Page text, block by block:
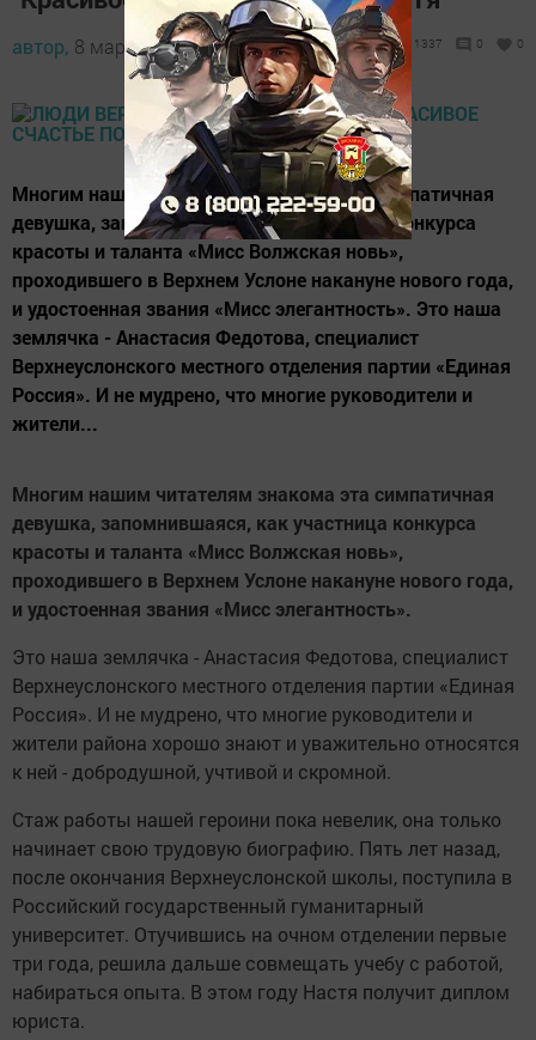
автор, 8 марта 2016 - 07:00 1337 0 0
Многим нашим читателям знакома эта симпатичная
девушка, запомнившаяся, как участница конкурса
красоты и таланта «Мисс Волжская новь»,
проходившего в Верхнем Услоне накануне нового года,
и удостоенная звания «Мисс элегантность». Это наша
землячка - Анастасия Федотова, специалист
Верхнеуслонского местного отделения партии «Единая
Россия». И не мудрено, что многие руководители и
жители...
Многим нашим читателям знакома эта симпатичная
девушка, запомнившаяся, как участница конкурса
красоты и таланта «Мисс Волжская новь»,
проходившего в Верхнем Услоне накануне нового года,
и удостоенная звания «Мисс элегантность».
Это наша землячка - Анастасия Федотова, специалист
Верхнеуслонского местного отделения партии «Единая
Россия». И не мудрено, что многие руководители и
жители района хорошо знают и уважительно относятся
к ней - добродушной, учтивой и скромной.
Стаж работы нашей героини пока невелик, она только
начинает свою трудовую биографию. Пять лет назад,
после окончания Верхнеуслонской школы, поступила в
Российский государственный гуманитарный
университет. Отучившись на очном отделении первые
три года, решила дальше совмещать учебу с работой,
набираться опыта. В этом году Настя получит диплом
юриста.